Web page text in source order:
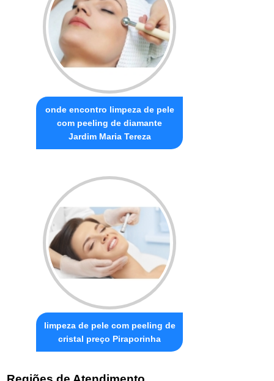
onde encontro limpeza de pele
com peeling de diamante
Jardim Maria Tereza
limpeza de pele com peeling de
cristal preço Piraporinha